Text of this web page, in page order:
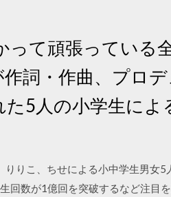
て頑張っている
詞・作曲、プロデ
5人の小学生によ
りこ、ちせによる小中学生男女5
回数が1億回を突破するなど注目